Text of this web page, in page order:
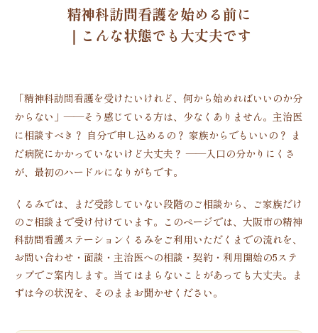
精神科訪問看護を始める前に
｜こんな状態でも大丈夫です
「精神科訪問看護を受けたいけれど、何から始めればいいのか分
からない」——そう感じている方は、少なくありません。主治医
に相談すべき？ 自分で申し込めるの？ 家族からでもいいの？ ま
だ病院にかかっていないけど大丈夫？ ——入口の分かりにくさ
が、最初のハードルになりがちです。
くるみでは、まだ受診していない段階のご相談から、ご家族だけ
のご相談まで受け付けています。このページでは、大阪市の精神
科訪問看護ステーションくるみをご利用いただくまでの流れを、
お問い合わせ・面談・主治医への相談・契約・利用開始の5ステ
ップでご案内します。当てはまらないことがあっても大丈夫。ま
ずは今の状況を、そのままお聞かせください。